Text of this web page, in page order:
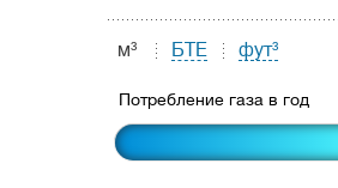
м³ БТЕ фут³
Потребление газа в год